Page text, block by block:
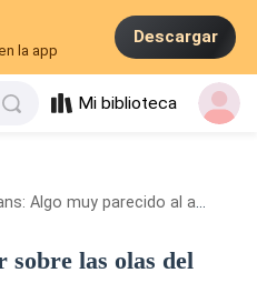
la app
Descargar
Mi biblioteca
Algo muy parecido al amor.
las olas del